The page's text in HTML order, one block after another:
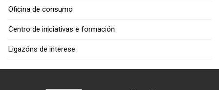
Oficina de consumo
Centro de iniciativas e formación
Ligazóns de interese